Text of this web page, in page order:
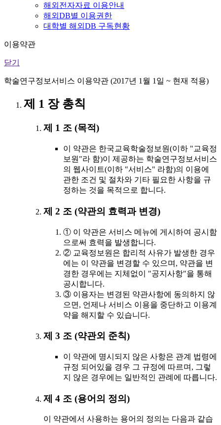
해외전자자료 이용안내
해외DB별 이용권한
대학별 해외DB 구독현황
이용약관
닫기
학술연구정보서비스 이용약관 (2017년 1월 1일 ~ 현재 적용)
제 1 장 총칙
제 1 조 (목적)
이 약관은 한국교육학술정보원(이하 "교육정
보원"라 함)이 제공하는 학술연구정보서비스
의 웹사이트(이하 "서비스" 라함)의 이용에
관한 조건 및 절차와 기타 필요한 사항을 규
정하는 것을 목적으로 합니다.
제 2 조 (약관의 효력과 변경)
① 이 약관은 서비스 메뉴에 게시하여 공시함
으로써 효력을 발생합니다.
② 교육정보원은 합리적 사유가 발생한 경우
에는 이 약관을 변경할 수 있으며, 약관을 변
경한 경우에는 지체없이 "공지사항"을 통해
공시합니다.
③ 이용자는 변경된 약관사항에 동의하지 않
으면, 언제나 서비스 이용을 중단하고 이용계
약을 해지할 수 있습니다.
제 3 조 (약관외 준칙)
이 약관에 명시되지 않은 사항은 관계 법령에
규정 되어있을 경우 그 규정에 따르며, 그렇
지 않은 경우에는 일반적인 관례에 따릅니다.
제 4 조 (용어의 정의)
이 약관에서 사용하는 용어의 정의는 다음과 같습